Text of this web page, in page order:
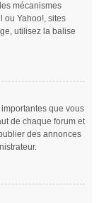
mécanismes
ou Yahoo!, sites
utilisez la balise
que vous
de chaque forum et
des annonces